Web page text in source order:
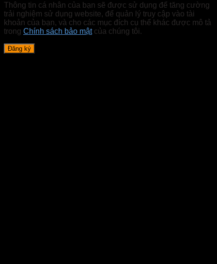
Thông tin cá nhân của bạn sẽ được sử dụng để tăng cường
trải nghiệm sử dụng website, để quản lý truy cập vào tài
khoản của bạn, và cho các mục đích cụ thể khác được mô tả
trong Chính sách bảo mậtcủa chúng tôi.
Đăng ký